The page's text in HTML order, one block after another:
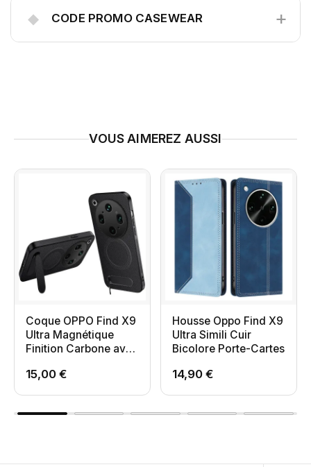
◆ CODE PROMO CASEWEAR +
VOUS AIMEREZ AUSSI
Coque OPPO Find X9
Ultra Magnétique
Finition Carbone avec
15,00 €
Housse Oppo Find X9
Ultra Simili Cuir
Bicolore Porte-Cartes
14,90 €